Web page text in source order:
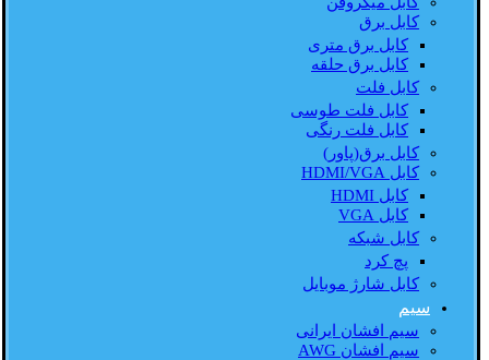
کابل برق
کابل برق متری
کابل برق حلقه
کابل فلت
کابل فلت طوسی
کابل فلت رنگی
کابل برق(پاور)
کابل HDMI/VGA
کابل HDMI
کابل VGA
کابل شبکه
پچ کرد
کابل شارژ موبایل
سیم
سیم افشان ایرانی
سیم افشان AWG